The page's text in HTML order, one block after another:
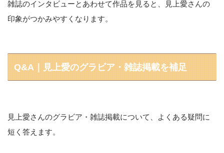
雑誌のインタビューとあわせて作品を見ると、見上愛さんの
印象がつかみやすくなります。
Q&A｜見上愛のグラビア・雑誌掲載を補足
見上愛さんのグラビア・雑誌掲載について、よくある疑問に
短く答えます。